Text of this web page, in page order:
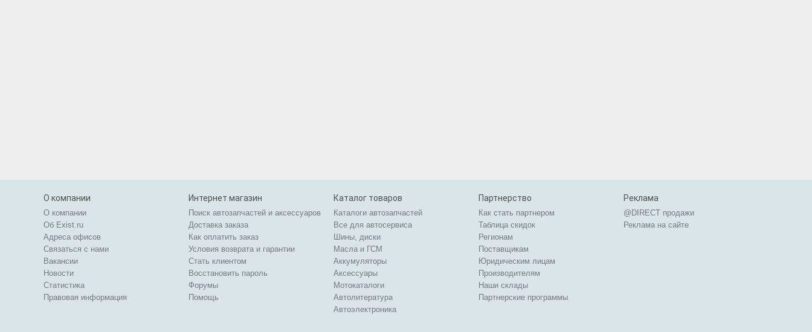
О компании
О компании
Об Exist.ru
Адреса офисов
Связаться с нами
Вакансии
Новости
Статистика
Правовая информация
Интернет магазин
Поиск автозапчастей и аксессуаров
Доставка заказа
Как оплатить заказ
Условия возврата и гарантии
Стать клиентом
Восстановить пароль
Форумы
Помощь
Каталог товаров
Каталоги автозапчастей
Все для автосервиса
Шины, диски
Масла и ГСМ
Аккумуляторы
Аксессуары
Мотокаталоги
Автолитература
Автоэлектроника
Партнерство
Как стать партнером
Таблица скидок
Регионам
Поставщикам
Юридическим лицам
Производителям
Наши склады
Партнерские программы
Реклама
@DIRECT продажи
Реклама на сайте